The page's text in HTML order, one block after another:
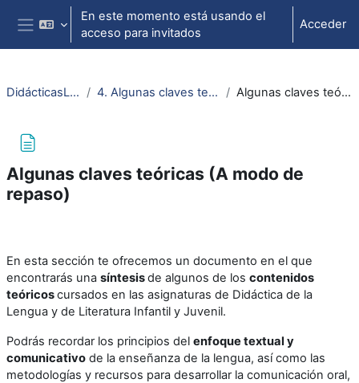
Salta al contenido principal
Panel lateral
En este momento está usando el
acceso para invitados
Acceder
DidácticasLenguaCastLiter 4. Algunas claves teóricas (a modo de repaso) Algunas claves teóricas (A modo de repaso)
Algunas claves teóricas (A modo de
repaso)
En esta sección te ofrecemos un documento en el que
encontrarás una síntesisde algunos de los contenidos
teóricoscursados en las asignaturas de Didáctica de la
Lengua y de Literatura Infantil y Juvenil.
Podrás recordar los principios del enfoque textual y
comunicativo de la enseñanza de la lengua, así como las
metodologías y recursos para desarrollar la comunicación oral,